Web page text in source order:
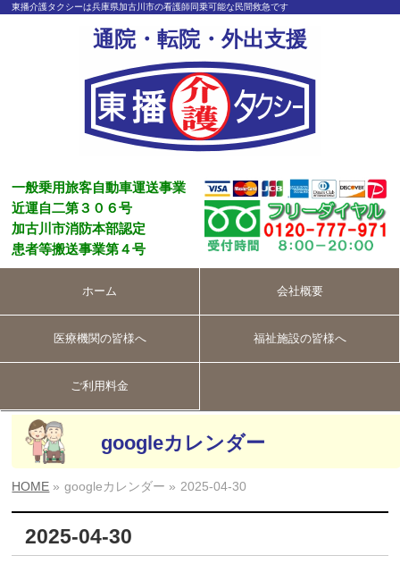
東播介護タクシーは兵庫県加古川市の看護師同乗可能な民間救急です
通院・転院・外出支援
一般乗用旅客自動車運送事業
近運自二第３０６号
加古川市消防本部認定
患者等搬送事業第４号
ホーム 会社概要
医療機関の皆様へ 福祉施設の皆様へ
ご利用料金
googleカレンダー
HOME » googleカレンダー » 2025-04-30
2025-04-30